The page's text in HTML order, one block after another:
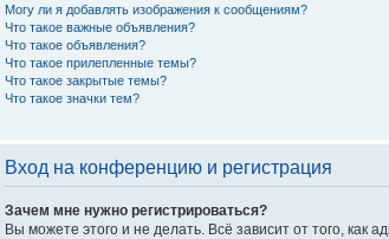
Могу ли я добавлять изображения к сообщениям?
Что такое важные объявления?
Что такое объявления?
Что такое прилепленные темы?
Что такое закрытые темы?
Что такое значки тем?
Вход на конференцию и регистрация
Зачем мне нужно регистрироваться?
Вы можете этого и не делать. Всё зависит от того,